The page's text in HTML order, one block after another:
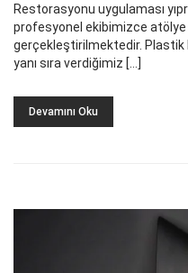
Restorasyonu uygulaması
profesyonel ekibimizce
gerçekleştirilmektedir. Plastik
yanı sıra verdiğimiz […]
Devamını Oku